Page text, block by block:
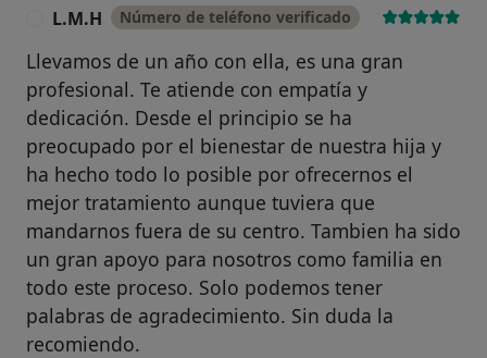
L.M.H Número de teléfono verificado
Llevamos de un año con ella, es una gran
profesional. Te atiende con empatía y
dedicación. Desde el principio se ha
preocupado por el bienestar de nuestra hija y
ha hecho todo lo posible por ofrecernos el
mejor tratamiento aunque tuviera que
mandarnos fuera de su centro. Tambien ha sido
un gran apoyo para nosotros como familia en
todo este proceso. Solo podemos tener
palabras de agradecimiento. Sin duda la
recomiendo.